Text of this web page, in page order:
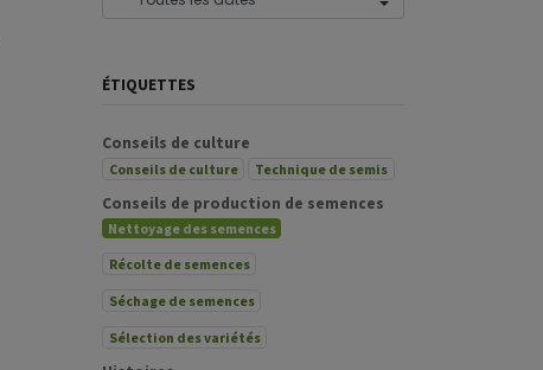
ÉTIQUETTES
Conseils de culture
Conseils de culture Technique de semis
Conseils de production de semences
Nettoyage des semences
Récolte de semences
Séchage de semences
Sélection des variétés